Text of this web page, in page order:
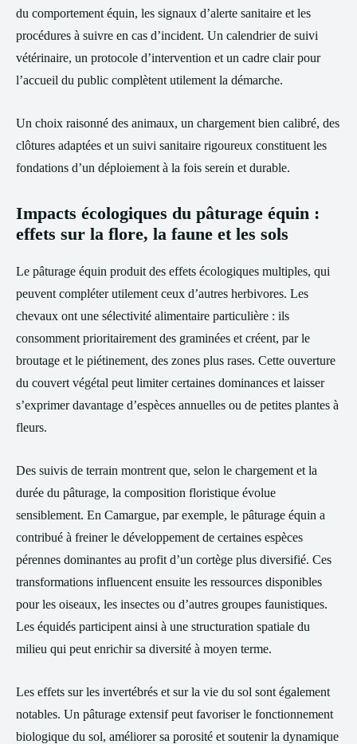
du comportement équin, les signaux d’alerte sanitaire et les
procédures à suivre en cas d’incident. Un calendrier de suivi
vétérinaire, un protocole d’intervention et un cadre clair pour
l’accueil du public complètent utilement la démarche.
Un choix raisonné des animaux, un chargement bien calibré, des
clôtures adaptées et un suivi sanitaire rigoureux constituent les
fondations d’un déploiement à la fois serein et durable.
Impacts écologiques du pâturage équin :
effets sur la flore, la faune et les sols
Le pâturage équin produit des effets écologiques multiples, qui
peuvent compléter utilement ceux d’autres herbivores. Les
chevaux ont une sélectivité alimentaire particulière : ils
consomment prioritairement des graminées et créent, par le
broutage et le piétinement, des zones plus rases. Cette ouverture
du couvert végétal peut limiter certaines dominances et laisser
s’exprimer davantage d’espèces annuelles ou de petites plantes à
fleurs.
Des suivis de terrain montrent que, selon le chargement et la
durée du pâturage, la composition floristique évolue
sensiblement. En Camargue, par exemple, le pâturage équin a
contribué à freiner le développement de certaines espèces
pérennes dominantes au profit d’un cortège plus diversifié. Ces
transformations influencent ensuite les ressources disponibles
pour les oiseaux, les insectes ou d’autres groupes faunistiques.
Les équidés participent ainsi à une structuration spatiale du
milieu qui peut enrichir sa diversité à moyen terme.
Les effets sur les invertébrés et sur la vie du sol sont également
notables. Un pâturage extensif peut favoriser le fonctionnement
biologique du sol, améliorer sa porosité et soutenir la dynamique